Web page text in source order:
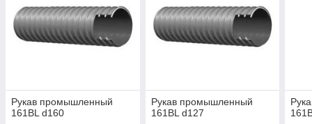
Рукав промышленный
161BL d160
Рукав промышленный
161BL d127